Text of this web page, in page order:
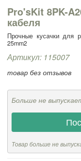
Pro'sKit 8PK-
кабеля
Прочные кусачки для
25mm2
Артикул: 115007
товар без отзывов
Больше не
Товар больше не